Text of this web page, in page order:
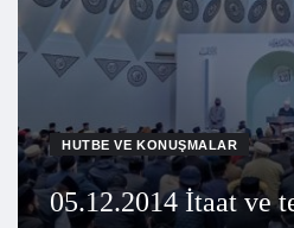
HUTBE VE KONUŞMALAR
05.12.2014 İtaat ve